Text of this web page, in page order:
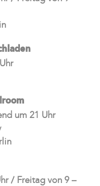
um 21 Uhr
/ Freitag von 9 –